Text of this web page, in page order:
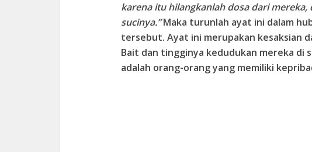
karena itu hilangkanlah dosa dari mereka,
sucinya.”Maka turunlah ayat ini dalam
tersebut. Ayat ini merupakan kesaksian
Bait dan tingginya kedudukan mereka di
adalah orang-orang yang memiliki